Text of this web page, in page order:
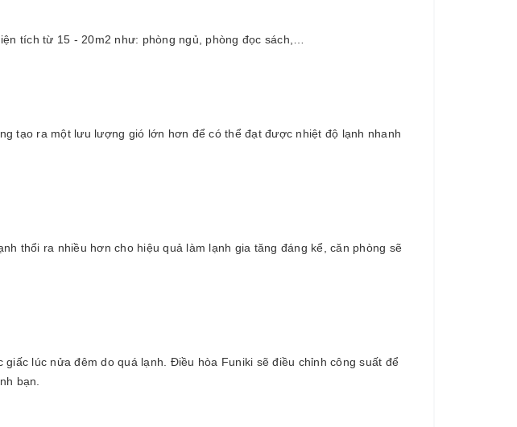
tích từ 15 - 20m2 như: phòng ngủ, phòng đọc sách,…
tạo ra một lưu lượng gió lớn hơn để có thể đạt được nhiệt độ lạnh nhanh
thổi ra nhiều hơn cho hiệu quả làm lạnh gia tăng đáng kể, căn phòng sẽ
lúc nửa đêm do quá lạnh. Điều hòa Funiki sẽ điều chỉnh công suất để
bạn.